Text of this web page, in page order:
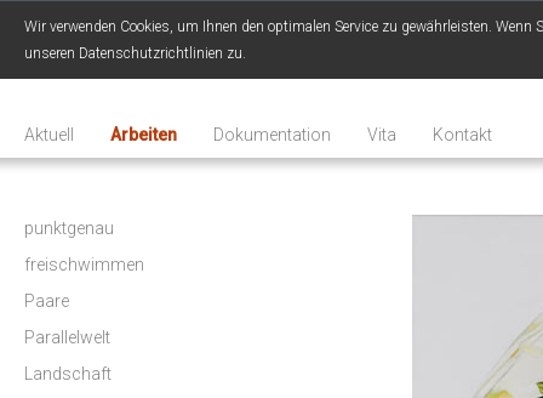
Wir verwenden Cookies, um Ihnen den optimalen Service zu gewährleisten. Wenn
unseren Datenschutzrichtlinien zu.
Aktuell Arbeiten Dokumentation Vita Kontakt
punktgenau
freischwimmen
Paare
Parallelwelt
Landschaft